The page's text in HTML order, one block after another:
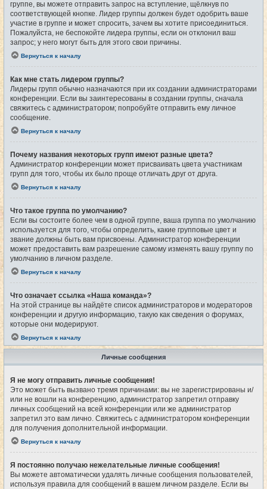
группе, вы можете отправить запрос на вступление, щёлкнув по
соответствующей кнопке. Лидер группы должен будет одобрить ваше
участие в группе и может спросить, зачем вы хотите присоединиться.
Пожалуйста, не беспокойте лидера группы, если он отклонил ваш
запрос; у него могут быть для этого свои причины.
Вернуться к началу
Как мне стать лидером группы?
Лидеры групп обычно назначаются при их создании администраторами
конференции. Если вы заинтересованы в создании группы, сначала
свяжитесь с администратором; попробуйте отправить ему личное
сообщение.
Вернуться к началу
Почему названия некоторых групп имеют разные цвета?
Администратор конференции может присваивать цвета участникам
групп для того, чтобы их было проще отличать друг от друга.
Вернуться к началу
Что такое группа по умолчанию?
Если вы состоите более чем в одной группе, ваша группа по умолчанию
используется для того, чтобы определить, какие групповые цвет и
звание должны быть вам присвоены. Администратор конференции
может предоставить вам разрешение самому изменять вашу группу по
умолчанию в личном разделе.
Вернуться к началу
Что означает ссылка «Наша команда»?
На этой странице вы найдёте список администраторов и модераторов
конференции и другую информацию, такую как сведения о форумах,
которые они модерируют.
Вернуться к началу
Личные сообщения
Я не могу отправить личные сообщения!
Это может быть вызвано тремя причинами: вы не зарегистрированы и/
или не вошли на конференцию, администратор запретил отправку
личных сообщений на всей конференции или же администратор
запретил это вам лично. Свяжитесь с администратором конференции
для получения дополнительной информации.
Вернуться к началу
Я постоянно получаю нежелательные личные сообщения!
Вы можете автоматически удалять личные сообщения пользователей,
используя правила для сообщений в вашем личном разделе. Если вы